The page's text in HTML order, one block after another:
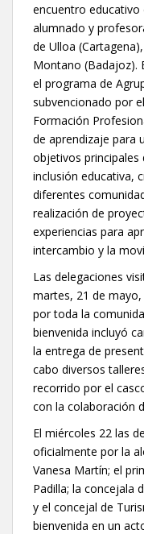
encuentro
alumnado y
de Ulloa
Montano (Badajoz).
el programa de
subvencionado por
Formación
de aprendizaje para
objetivos
inclusión educativa,
diferentes
realización de
experiencias para
intercambio y la
Las delegaciones
martes, 21 de
por toda la
bienvenida incluyó
la entrega de
cabo diversos
recorrido por el
con la colaboración
El miércoles 22 las
oficialmente por la
Vanesa Martín; el
Padilla; la concejala
y el concejal de
bienvenida en un